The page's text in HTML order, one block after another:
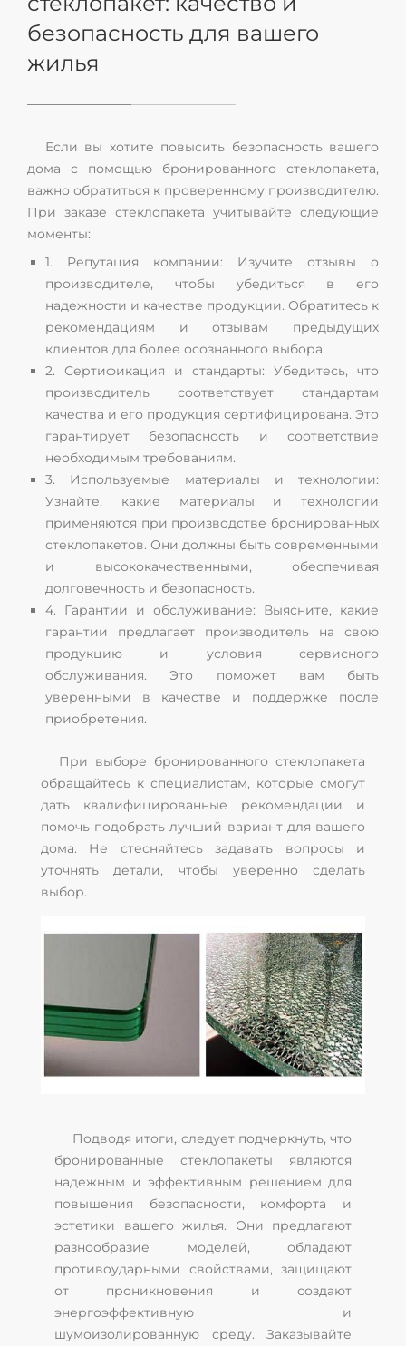
безопасность для вашего
жилья
Если вы хотите повысить безопасность вашего
дома с помощью бронированного стеклопакета,
важно обратиться к проверенному производителю.
При заказе стеклопакета учитывайте следующие
моменты:
1. Репутация компании: Изучите отзывы о
производителе, чтобы убедиться в его
надежности и качестве продукции. Обратитесь к
рекомендациям и отзывам предыдущих
клиентов для более осознанного выбора.
2. Сертификация и стандарты: Убедитесь, что
производитель соответствует стандартам
качества и его продукция сертифицирована. Это
гарантирует безопасность и соответствие
необходимым требованиям.
3. Используемые материалы и технологии:
Узнайте, какие материалы и технологии
применяются при производстве бронированных
стеклопакетов. Они должны быть современными
и высококачественными, обеспечивая
долговечность и безопасность.
4. Гарантии и обслуживание: Выясните, какие
гарантии предлагает производитель на свою
продукцию и условия сервисного
обслуживания. Это поможет вам быть
уверенными в качестве и поддержке после
приобретения.
При выборе бронированного стеклопакета
обращайтесь к специалистам, которые смогут
дать квалифицированные рекомендации и
помочь подобрать лучший вариант для вашего
дома. Не стесняйтесь задавать вопросы и
уточнять детали, чтобы уверенно сделать
выбор.
Подводя итоги, следует подчеркнуть, что
бронированные стеклопакеты являются
надежным и эффективным решением для
повышения безопасности, комфорта и
эстетики вашего жилья. Они предлагают
разнообразие моделей, обладают
противоударными свойствами, защищают
от проникновения и создают
энергоэффективную и
шумоизолированную среду. Заказывайте